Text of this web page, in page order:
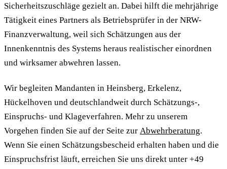
Sicherheitszuschläge gezielt an. Dabei hilft die mehrjährige
Tätigkeit eines Partners als Betriebsprüfer in der NRW-
Finanzverwaltung, weil sich Schätzungen aus der
Innenkenntnis des Systems heraus realistischer einordnen
und wirksamer abwehren lassen.
Wir begleiten Mandanten in Heinsberg, Erkelenz,
Hückelhoven und deutschlandweit durch Schätzungs-,
Einspruchs- und Klageverfahren. Mehr zu unserem
Vorgehen finden Sie auf der Seite zur Abwehrberatung.
Wenn Sie einen Schätzungsbescheid erhalten haben und die
Einspruchsfrist läuft, erreichen Sie uns direkt unter +49